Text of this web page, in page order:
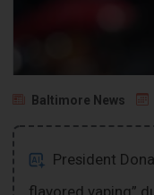
Baltimore News
President
flavored vaping”